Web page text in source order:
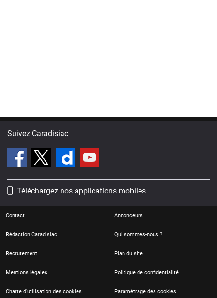
Suivez Caradisiac
Téléchargez nos applications mobiles
Contact Annonceurs
Rédaction Caradisiac Qui sommes-nous ?
Recrutement Plan du site
Mentions légales Politique de confidentialité
Charte d'utilisation des cookies Paramétrage des cookies